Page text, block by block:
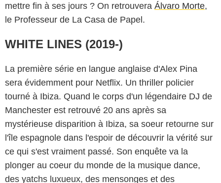
mettre fin à ses jours ? On retrouvera Álvaro Morte,
le Professeur de La Casa de Papel.
WHITE LINES (2019-)
La première série en langue anglaise d'Alex Pina
sera évidemment pour Netflix. Un thriller policier
tourné à Ibiza. Quand le corps d'un légendaire DJ de
Manchester est retrouvé 20 ans après sa
mystérieuse disparition à Ibiza, sa soeur retourne sur
l'île espagnole dans l'espoir de découvrir la vérité sur
ce qui s'est vraiment passé. Son enquête va la
plonger au coeur du monde de la musique dance,
des yatchs luxueux, des mensonges et des